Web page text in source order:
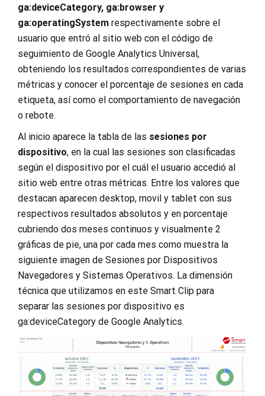
ga:deviceCategory, ga:browser y
ga:operatingSystem respectivamente sobre el
usuario que entró al sitio web con el código de
seguimiento de Google Analytics Universal,
obteniendo los resultados correspondientes de varias
métricas y conocer el porcentaje de sesiones en cada
etiqueta, así como el comportamiento de navegación
o rebote.
Al inicio aparece la tabla de las sesiones por
dispositivo, en la cual las sesiones son clasificadas
según el dispositivo por el cuál el usuario accedió al
sitio web entre otras métricas. Entre los valores que
destacan aparecen desktop, movil y tablet con sus
respectivos resultados absolutos y en porcentaje
cubriendo dos meses continuos y visualmente 2
gráficas de pie, una por cada mes como muestra la
siguiente imagen de Sesiones por Dispositivos
Navegadores y Sistemas Operativos. La dimensión
técnica que utilizamos en este Smart Clip para
separar las sesiones por dispositivo es
ga:deviceCategory de Google Analytics.